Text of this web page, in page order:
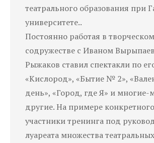
театрального образования при
университете..
Постоянно работая в творческом
содружестве с Иваном
Рыжаков ставил спектакли по
«Кислород», «Бытие № 2»,
день», «Город, где Я» и многие-
другие. На примере
участники тренинга под
луареата множества